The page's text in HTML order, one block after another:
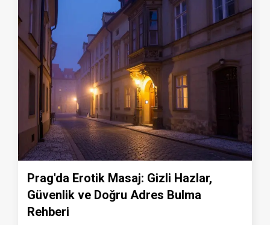
Prag'da Erotik Masaj: Gizli Hazlar,
Güvenlik ve Doğru Adres Bulma
Rehberi